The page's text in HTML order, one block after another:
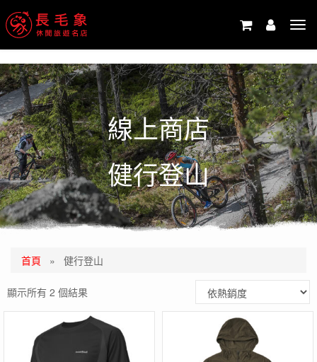
線上商店
健行登山
首頁 » 健行登山
顯示所有 2 個結果